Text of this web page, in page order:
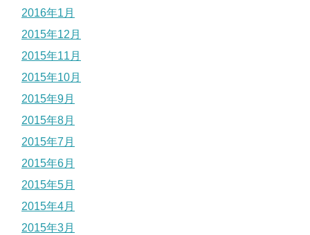
2016年1月
2015年12月
2015年11月
2015年10月
2015年9月
2015年8月
2015年7月
2015年6月
2015年5月
2015年4月
2015年3月